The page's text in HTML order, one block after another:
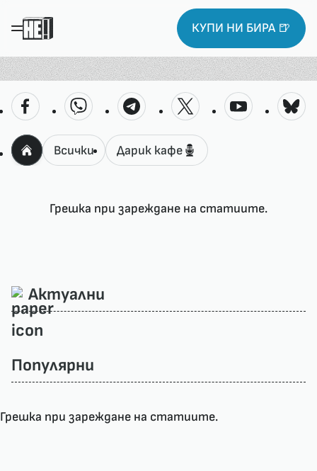
КУПИ НИ БИРА 🍺
Всички Дарик кафе
Грешка при зареждане на статиите.
Актуални
Популярни
Грешка при зареждане на статиите.